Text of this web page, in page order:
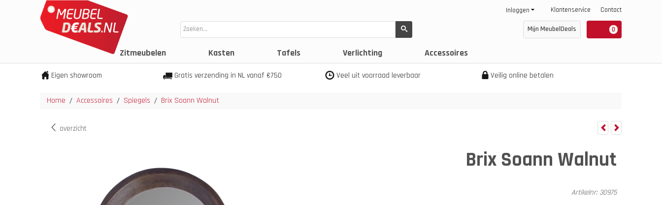
Klantenservice Contact
Inloggen
0
Mijn MeubelDeals
Zitmeubelen Kasten Tafels Verlichting Accessoires
Eigen showroom Gratis verzending in NL vanaf €750 Veel uit voorraad leverbaar Veilig online betalen
Home / Accessoires / Spiegels / Brix Soann Walnut
overzicht
Brix Soann Walnut
Artikelnr: 30975